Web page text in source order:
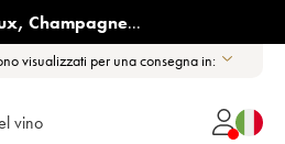
, Champagne...
visualizzati per una consegna in:
vino